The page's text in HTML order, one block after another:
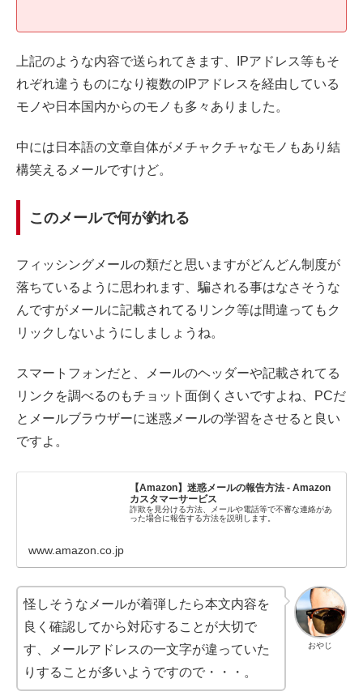
上記のような内容で送られてきます、IPアドレス等もそ
れぞれ違うものになり複数のIPアドレスを経由している
モノや日本国内からのモノも多々ありました。
中には日本語の文章自体がメチャクチャなモノもあり結
構笑えるメールですけど。
このメールで何が釣れる
フィッシングメールの類だと思いますがどんどん制度が
落ちているように思われます、騙される事はなさそうな
んですがメールに記載されてるリンク等は間違ってもク
リックしないようにしましょうね。
スマートフォンだと、メールのヘッダーや記載されてる
リンクを調べるのもチョット面倒くさいですよね、PCだ
とメールブラウザーに迷惑メールの学習をさせると良い
ですよ。
【Amazon】迷惑メールの報告方法 - Amazon
カスタマーサービス
詐欺を見分ける方法、メールや電話等で不審な連絡があ
った場合に報告する方法を説明します。
www.amazon.co.jp
おやじ
怪しそうなメールが着弾したら本文内容を
良く確認してから対応することが大切で
す、メールアドレスの一文字が違っていた
りすることが多いようですので・・・。